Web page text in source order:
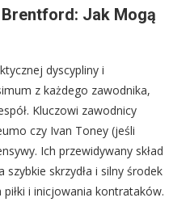
Jak Mogą
dyscypliny i
z każdego zawodnika,
Kluczowi zawodnicy
czy Ivan Toney (jeśli
Ich przewidywany skład
skrzydła i silny środek
i inicjowania kontrataków.